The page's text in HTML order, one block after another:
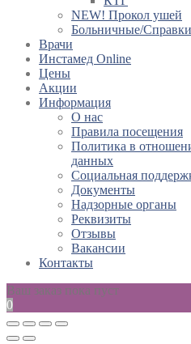
NEW! Прокол ушей
Больничные/Справки
Врачи
Инстамед Online
Цены
Акции
Информация
О нас
Правила посещения
Политика в
данных
Социальная
Документы
Надзорные органы
Реквизиты
Отзывы
Вакансии
Контакты
Ваш заказ пока пуст
0